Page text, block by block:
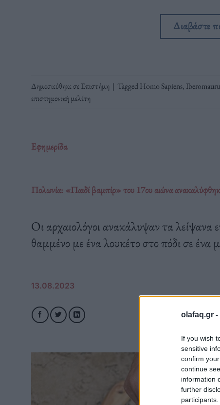
olafaq.gr -
If you wish
sensitive
confirm
continue
information
further
Διαβάστε
Δημοσιεύθηκε σεΕπιστήμη | TaggedHomo Sapiens,
επιστημονική μελέτη
Εφημερίδα
Πολωνία: «Παιδί βαμπίρ» του 17ου αιώνα
Οι αρχαιολόγοι ανακάλυψαν τα λείψανα
θαμμένο με ένα λουκέτο στο πόδι σε ένα
13.08.2023